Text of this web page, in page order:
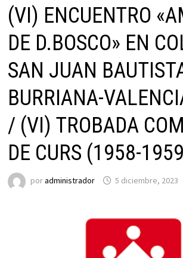
(VI) ENCUENTRO
DE D.BOSCO» EN
SAN JUAN
BURRIANA-
/ (VI) TROBADA
DE CURS (1958-
poradministrador 5 diciembre, 2023